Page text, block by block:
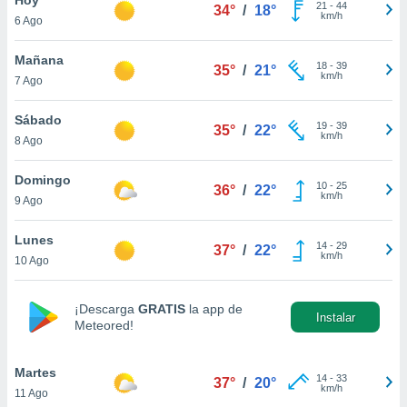
y
en
más
de
cookies
aceptar
6 Ago
34° / 18° 21 - 44
km/h
Mañana
7 Ago
35° / 21° 18- 39
km/h
Sábado
8 Ago
35° / 22° 19- 39
km/h
Domingo
9 Ago
36° / 22° 10- 25
km/h
Lunes
10 Ago
37° / 22° 14- 29
km/h
¡Descarga GRATIS la app de
Meteored!
Instalar
Martes
11 Ago
37° / 20° 14- 33
km/h